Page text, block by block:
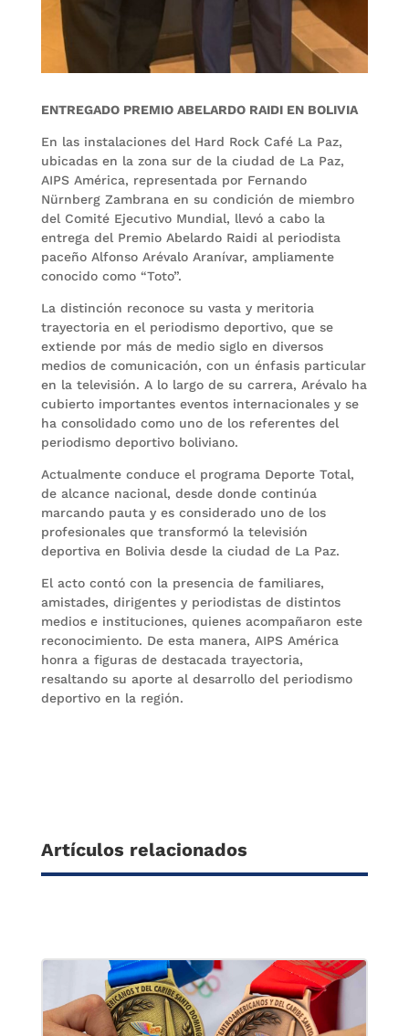
ENTREGADO PREMIO ABELARDO RAIDI EN BOLIVIA
En las instalaciones del Hard Rock Café La Paz,
ubicadas en la zona sur de la ciudad de La Paz,
AIPS América, representada por Fernando
Nürnberg Zambrana en su condición de miembro
del Comité Ejecutivo Mundial, llevó a cabo la
entrega del Premio Abelardo Raidi al periodista
paceño Alfonso Arévalo Aranívar, ampliamente
conocido como “Toto”.
La distinción reconoce su vasta y meritoria
trayectoria en el periodismo deportivo, que se
extiende por más de medio siglo en diversos
medios de comunicación, con un énfasis particular
en la televisión. A lo largo de su carrera, Arévalo ha
cubierto importantes eventos internacionales y se
ha consolidado como uno de los referentes del
periodismo deportivo boliviano.
Actualmente conduce el programa Deporte Total,
de alcance nacional, desde donde continúa
marcando pauta y es considerado uno de los
profesionales que transformó la televisión
deportiva en Bolivia desde la ciudad de La Paz.
El acto contó con la presencia de familiares,
amistades, dirigentes y periodistas de distintos
medios e instituciones, quienes acompañaron este
reconocimiento. De esta manera, AIPS América
honra a figuras de destacada trayectoria,
resaltando su aporte al desarrollo del periodismo
deportivo en la región.
Artículos relacionados